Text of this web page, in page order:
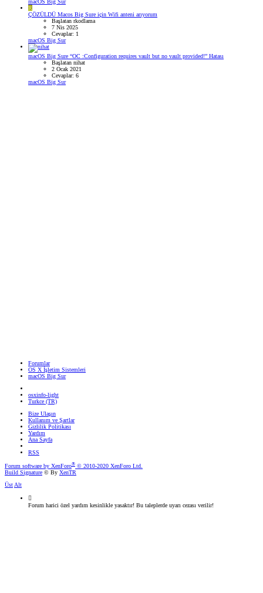
macOS Big Sur
R
ÇÖZÜLDÜ Macos Big Sure için Wifi anteni arıyorum
Başlatan rkodlama
7 Nis 2025
Cevaplar: 1
macOS Big Sur
macOS Big Sure “OC :Configuration requires vault but no vault provided!” Hatası
Başlatan nihat
2 Ocak 2021
Cevaplar: 6
macOS Big Sur
Forumlar
OS X İşletim Sistemleri
macOS Big Sur
osxinfo-light
Turkce (TR)
Bize Ulaşın
Kullanım ve Şartlar
Gizlilik Politikası
Yardım
Ana Sayfa
RSS
Forum software by XenForo® © 2010-2020 XenForo Ltd.
Build Signature © By XenTR
ÜstAlt
Forum harici özel yardım kesinlikle yasaktır! Bu taleplerde uyarı cezası verilir!